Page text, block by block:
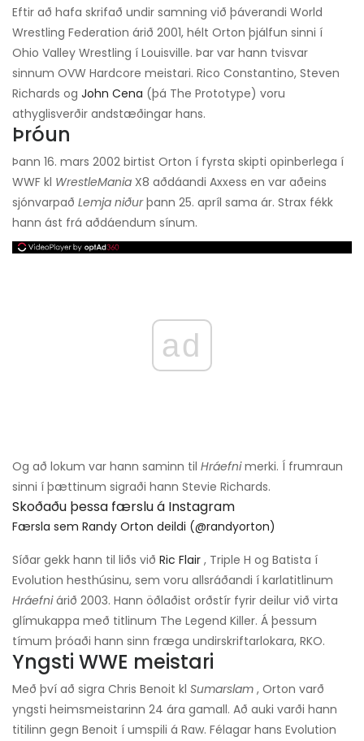
Eftir að hafa skrifað undir samning við þáverandi World
Wrestling Federation árið 2001, hélt Orton þjálfun sinni í
Ohio Valley Wrestling í Louisville. Þar var hann tvisvar
sinnum OVW Hardcore meistari. Rico Constantino, Steven
Richards og John Cena (þá The Prototype) voru
athyglisverðir andstæðingar hans.
Þróun
Þann 16. mars 2002 birtist Orton í fyrsta skipti opinberlega í
WWF kl WrestleMania X8 aðdáandi Axxess en var aðeins
sjónvarpað Lemja niðurþann 25. apríl sama ár. Strax fékk
hann ást frá aðdáendum sínum.
ad
Og að lokum var hann saminn til Hráefnimerki. Í frumraun
sinni í þættinum sigraði hann Stevie Richards.
Skoðaðu þessa færslu á Instagram
Færsla sem Randy Orton deildi (@randyorton)
Síðar gekk hann til liðs við Ric Flair , Triple H og Batista í
Evolution hesthúsinu, sem voru allsráðandi í karlatitlinum
Hráefniárið 2003. Hann öðlaðist orðstír fyrir deilur við virta
glímukappa með titlinum The Legend Killer. Á þessum
tímum þróaði hann sinn fræga undirskriftarlokara, RKO.
Yngsti WWE meistari
Með því að sigra Chris Benoit kl Sumarslam , Orton varð
yngsti heimsmeistarinn 24 ára gamall. Að auki varði hann
titilinn gegn Benoit í umspili á Raw. Félagar hans Evolution